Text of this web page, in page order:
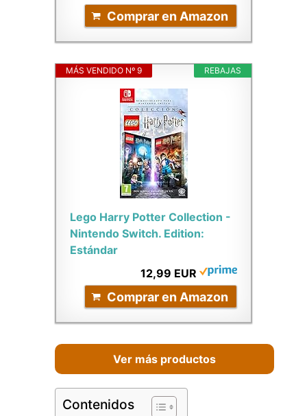
Comprar en Amazon
REBAJAS
MÁS VENDIDO Nº 9
Lego Harry Potter Collection -
Nintendo Switch. Edition:
Estándar
12,99 EUR
Comprar en Amazon
Ver más productos
Contenidos